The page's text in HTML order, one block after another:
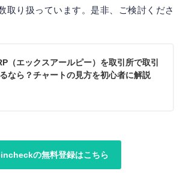
取り扱っています。是非、ご検討くださ
（エックスアールピー）を取引所で取引
なら？チャートの見方を初心者に解説
の無料登録はこちら